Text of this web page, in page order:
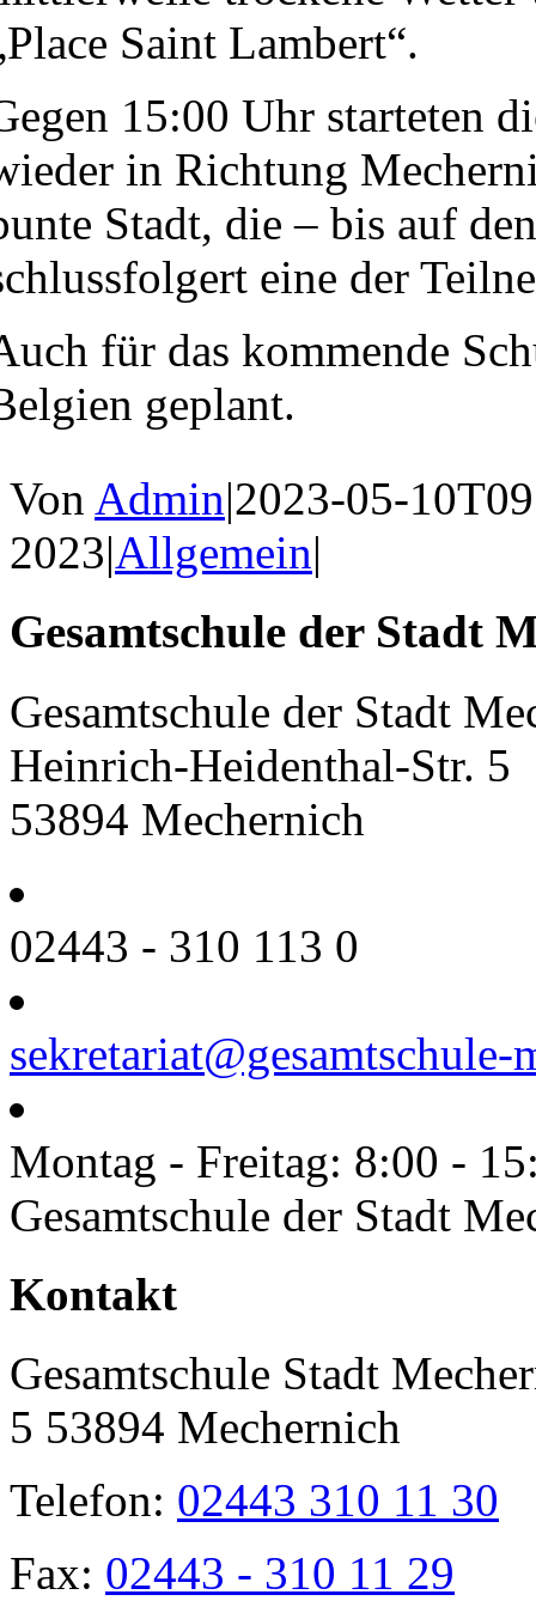
Saint Lambert“.
15:00 Uhr starteten
in Richtung
Stadt, die – bis auf
eine der
für das kommende
geplant.
Von Admin|2023-05-
2023|Allgemein|
Gesamtschule der Stadt
Gesamtschule der Stadt
Heinrich-Heidenthal-Str. 5
53894 Mechernich
02443 - 310 113 0
sekretariat@gesamtschule-
Montag - Freitag: 8:00 -
Gesamtschule der Stadt
Toggle
Sliding
Kontakt
Gesamtschule Stadt
5 53894 Mechernich
Telefon: 02443 310 11 30
Fax: 02443 - 310 11 29